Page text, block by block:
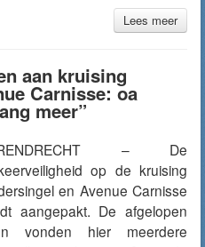
Lees meer
aan kruising
Carnisse: oa
meer”
– De
op de kruising
en Avenue Carnisse
aangepakt. De afgelopen
vonden hier meerdere